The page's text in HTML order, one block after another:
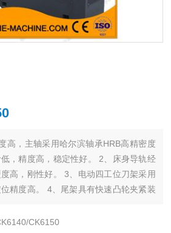
高，主轴采用哈尔滨轴承HRB高精密度
，精度高，稳定性好。 2、床身导轨经
高，刚性好。 3、电动四工位刀架采用
精度高。 4、尾架具有快速凸轮夹紧装
损伤尾座套筒内孔锥度，有效的保护了
CK6150